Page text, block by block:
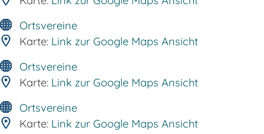
Ortsvereine
Karte: Link zur Google Maps Ansicht
Ortsvereine
Karte: Link zur Google Maps Ansicht
Ortsvereine
Karte: Link zur Google Maps Ansicht